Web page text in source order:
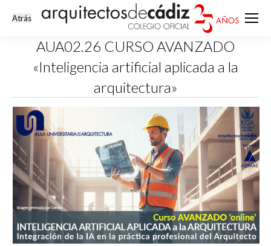
AUA02.26 CURSO AVANZADO
«Inteligencia artificial aplicada a la
arquitectura»